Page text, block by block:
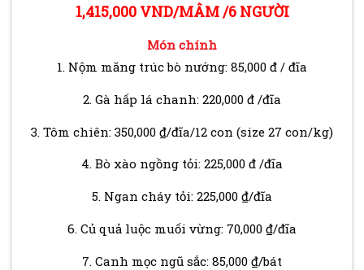
1,415,000 VND/MÂM /6 NGƯỜI
Món chính
1. Nộm măng trúc bò nướng: 85,000 đ / đĩa
2. Gà hấp lá chanh: 220,000 đ /đĩa
3. Tôm chiên: 350,000 ₫/đĩa/12 con (size 27 con/kg)
4. Bò xào ngồng tỏi: 225,000 đ /đĩa
5. Ngan cháy tỏi: 225,000 ₫/đĩa
6. Củ quả luộc muối vừng: 70,000 ₫/đĩa
7. Canh mọc ngũ sắc: 85,000 ₫/bát